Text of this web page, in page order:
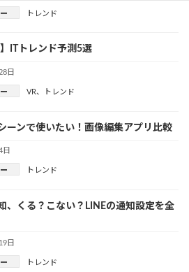
トレンド
】ITトレンド予測5選
日
VR、 トレンド
ーンで使いたい！画像編集アプリ比較
日
トレンド
、くる？こない？LINEの通知設定を全
日
トレンド